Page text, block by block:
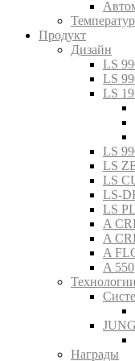
Продукт
Дизайн
LS
LS
LS
LS
LS
LS
LS-
LS
A
A
A
A 550
Награды